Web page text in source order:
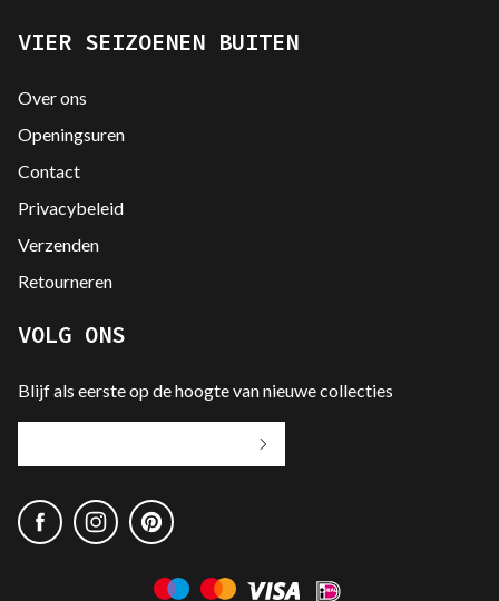
VIER SEIZOENEN BUITEN
Over ons
Openingsuren
Contact
Privacybeleid
Verzenden
Retourneren
VOLG ONS
Blijf als eerste op de hoogte van nieuwe collecties
e-